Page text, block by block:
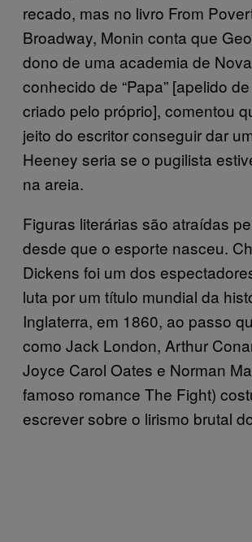
recado, mas no livro From
Broadway, Monin conta que
dono de uma academia de
conhecido de “Papa” [apelido
criado pelo próprio], comentou
jeito do escritor conseguir dar
Heeney seria se o pugilista
na areia.
Figuras literárias são atraídas
desde que o esporte nasceu.
Dickens foi um dos
luta por um título mundial da
Inglaterra, em 1860, ao passo
como Jack London, Arthur
Joyce Carol Oates e Norman
famoso romance The Fight)
escrever sobre o lirismo brutal